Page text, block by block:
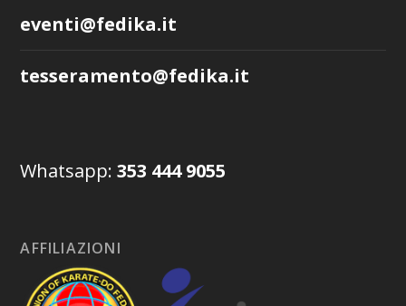
eventi@fedika.it
tesseramento@fedika.it
Whatsapp:353 444 9055
AFFILIAZIONI